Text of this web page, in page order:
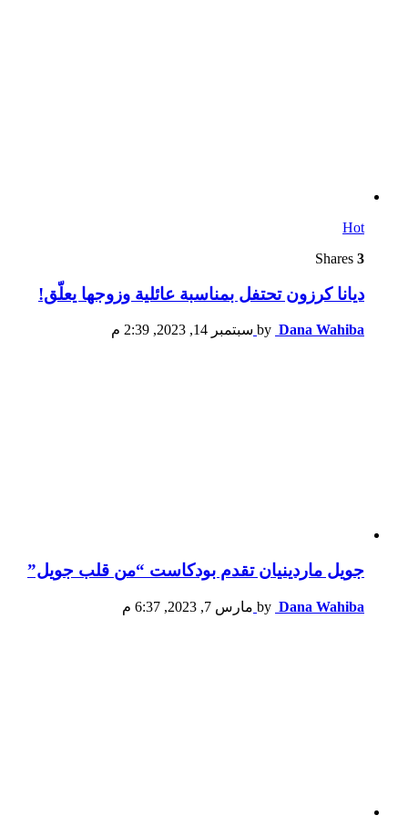
Hot
3
ديانا كرزون تحتفل بمناسبة عائلية وزوجها يعلّق!
by Dana Wahiba سبتمبر 14, 2023, 2:39 م
جويل ماردينيان تقدم بودكاست “من قلب جويل”
by Dana Wahiba مارس 7, 2023, 6:37 م